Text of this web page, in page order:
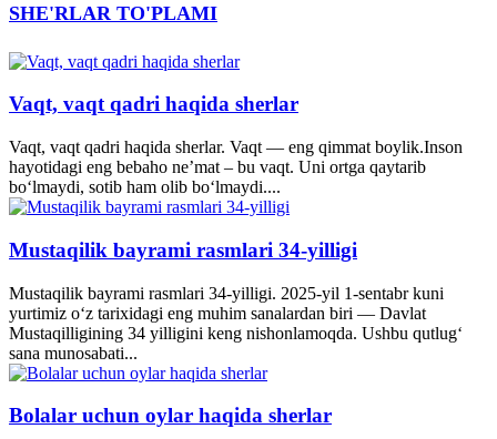
SHE'RLAR TO'PLAMI
Vaqt, vaqt qadri haqida sherlar
Vaqt, vaqt qadri haqida sherlar. Vaqt — eng qimmat boylik.Inson
hayotidagi eng bebaho ne’mat – bu vaqt. Uni ortga qaytarib
bo‘lmaydi, sotib ham olib bo‘lmaydi....
Mustaqilik bayrami rasmlari 34-yilligi
Mustaqilik bayrami rasmlari 34-yilligi. 2025-yil 1-sentabr kuni
yurtimiz o‘z tarixidagi eng muhim sanalardan biri — Davlat
Mustaqilligining 34 yilligini keng nishonlamoqda. Ushbu qutlug‘
sana munosabati...
Bolalar uchun oylar haqida sherlar